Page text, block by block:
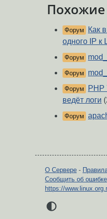
Форум
Как
одного IP к
Форум
Форум
Форум
PHP
ведёт логи
Форум
О Сервере -
Сообщить об ошибке
https://